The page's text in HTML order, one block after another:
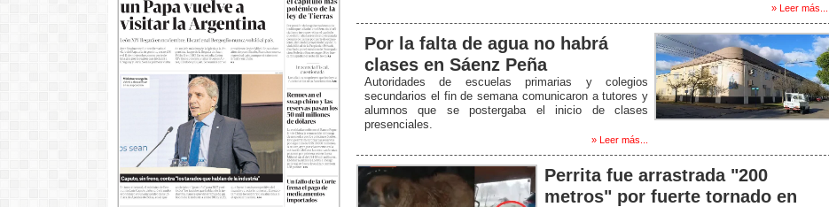
» Leer más...
Por la falta de agua no habrá
clases en Sáenz Peña
Autoridades de escuelas primarias y colegios
secundarios el fin de semana comunicaron a tutores y
alumnos que se postergaba el inicio de clases
presenciales.
» Leer más...
Perrita fue arrastrada "200
metros" por fuerte tornado en